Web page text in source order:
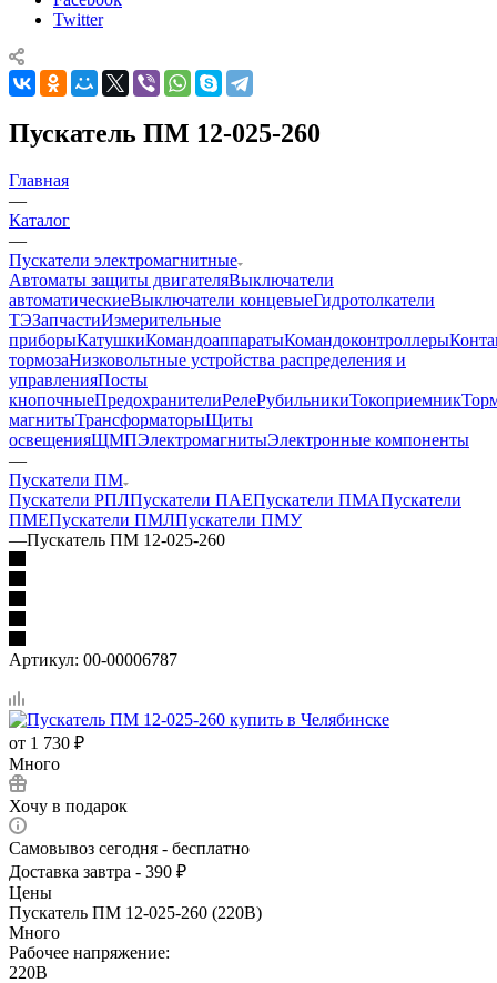
Twitter
Пускатель ПМ 12-025-260
Главная
—
Каталог
—
Пускатели электромагнитные
Автоматы защиты двигателяВыключатели
автоматическиеВыключатели концевыеГидротолкатели
ТЭЗапчастиИзмерительные
приборыКатушкиКомандоаппаратыКомандоконтроллеры
тормозаНизковольтные устройства распределения и
управленияПосты
кнопочныеПредохранителиРелеРубильникиТокоприемник
магнитыТрансформаторыЩиты
освещенияЩМПЭлектромагнитыЭлектронные компоненты
—
Пускатели ПМ
Пускатели РПЛПускатели ПАЕПускатели ПМАПускатели
ПМЕПускатели ПМЛПускатели ПМУ
—Пускатель ПМ 12-025-260
Артикул: 00-00006787
от 1 730 ₽
Много
Хочу в подарок
Самовывоз сегодня - бесплатно
Доставка завтра - 390 ₽
Цены
Пускатель ПМ 12-025-260 (220В)
Много
Рабочее напряжение:
220В